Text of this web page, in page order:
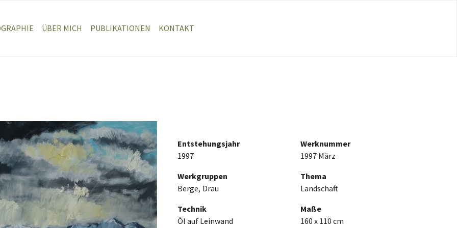
ÜBER MICH PUBLIKATIONEN KONTAKT
Entstehungsjahr
1997
Werknummer
1997 März
Werkgruppen
Berge Drau
Thema
Landschaft
Technik
Öl auf Leinwand
Maße
160 x 110 cm